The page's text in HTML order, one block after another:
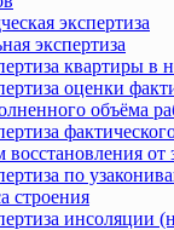
экспертиза
экспертиза
квартиры в
оценки
объёма
восстановления от
по
строения
инсоляции